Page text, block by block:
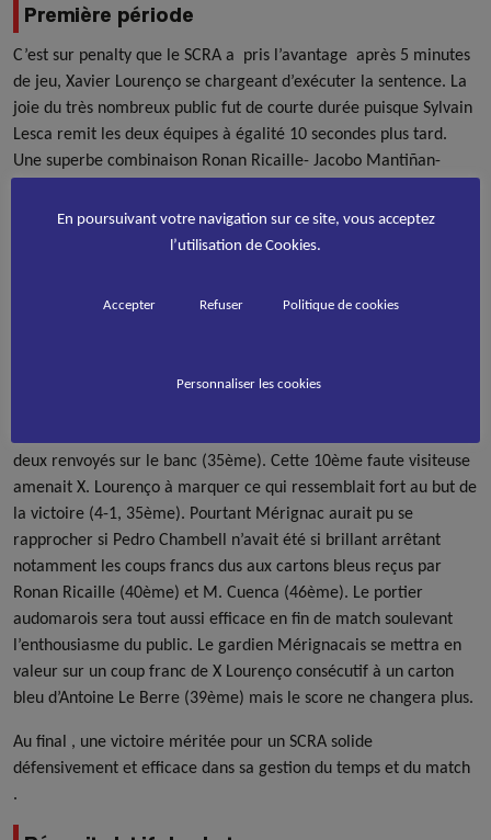
Première période
C’est sur penalty que le SCRA a pris l’avantage après 5 minutes
de jeu, Xavier Lourenço se chargeant d’exécuter la sentence. La
joie du très nombreux public fut de courte durée puisque Sylvain
Lesca remit les deux équipes à égalité 10 secondes plus tard.
Une superbe combinaison Ronan Ricaille- Jacobo Mantiñan-
(14ème) pour un 2-1 qui tiendra jusqu’à la mi-temps. Le carton
bleu reçu par Olivier Lesca (18ème) n’ a rien donné , X. Lourenço
Seconde période
Cuenca, de près vint récupérer une balle et la glisser au fond
deux renvoyés sur le banc (35ème). Cette 10ème faute visiteuse
amenait X. Lourenço à marquer ce qui ressemblait fort au but de
la victoire (4-1, 35ème). Pourtant Mérignac aurait pu se
rapprocher si Pedro Chambell n’avait été si brillant arrêtant
notamment les coups francs dus aux cartons bleus reçus par
Ronan Ricaille (40ème) et M. Cuenca (46ème). Le portier
audomarois sera tout aussi efficace en fin de match soulevant
l’enthousiasme du public. Le gardien Mérignacais se mettra en
valeur sur un coup franc de X Lourenço consécutif à un carton
bleu d’Antoine Le Berre (39ème) mais le score ne changera plus.
Au final , une victoire méritée pour un SCRA solide
défensivement et efficace dans sa gestion du temps et du match
.
En poursuivant votre navigation sur ce site, vous acceptez
l’utilisation de Cookies.
Accepter Refuser Politique de cookies
Personnaliser les cookies